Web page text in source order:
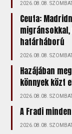
2026.08.08.
Ceuta:
határháború
2026.08.08.
Hazájában
könnyek közt
2026.08.08.
A Fradi
2026.08.08.